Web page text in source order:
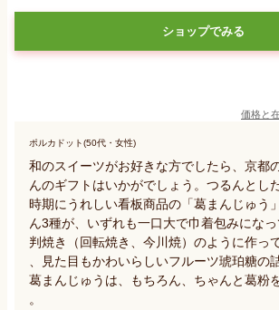
ショップでみる
価格と
ポルカドット(50代・女性)
和のスイーツがお好きな方でしたら、京都
んのギフトはいかがでしょう。つるんとし
時期にうれしい看板商品の「葛まんじゅう
ん3種が、いずれも一口大で巾着包みにな
判焼き（回転焼き、今川焼）のように作っ
、見た目もかわいらしいフルーツ琥珀糖の
葛まんじゅうは、もちろん、ちゃんと葛粉
。